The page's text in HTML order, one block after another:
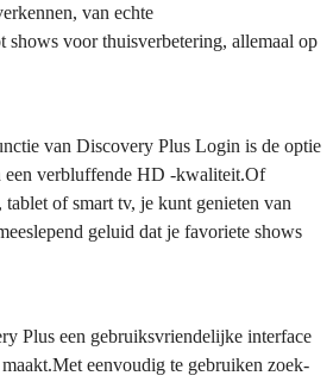
van echte
shows voor thuisverbetering, allemaal op
van Discovery Plus Login is de optie
een verbluffende HD -kwaliteit.Of
of smart tv, je kunt genieten van
geluid dat je favoriete shows
Plus een gebruiksvriendelijke interface
eenvoudig te gebruiken zoek-